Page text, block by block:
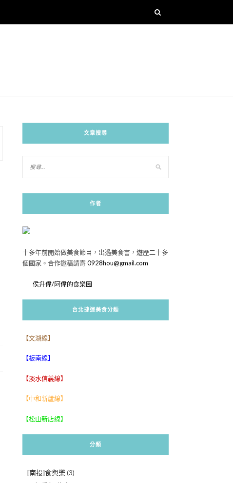
文章搜尋
作者
十多年前開始做美食節目，出過美食書，遊歷二十多
個國家。合作邀稿請寄0928hou@gmail.com
侯升偉/阿偉的食樂園
台北捷運美食分類
【文湖線】
【板南線】
【淡水信義線】
【中和新蘆線】
【松山新店線】
分類
[南投]食與樂(3)